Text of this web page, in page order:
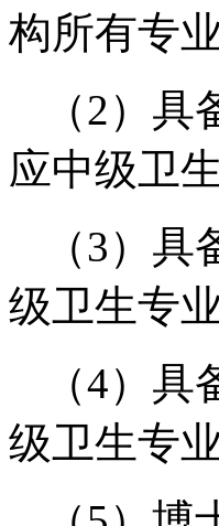
构所有专
（2）
应中级卫
（3）
级卫生专
（4）
级卫生专